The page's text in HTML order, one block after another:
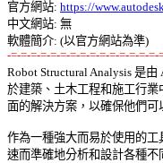
官方網站: https://
中文網站: 無
-=-=-=-=-=-=-=-=-=-=-=-=-=-=-
Robot Structural Analysis 是
於建築、土木工程和施工行
面的解決方案，以確保他們可
作為一種強大而易於使用的工
速而準確地分析和設計各種